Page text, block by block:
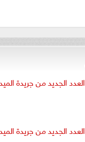
العدد الجديد من جريدة الميدان
العدد الجديد من جريدة الميدان